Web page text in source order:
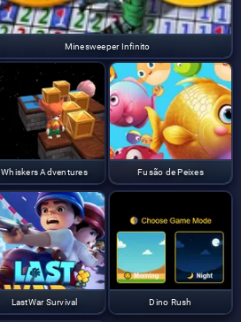
Minesweeper Infinito
Whiskers Adventures Fusão de Peixes
LastWar Survival Dino Rush